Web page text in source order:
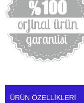
ÜRÜN ÖZELLIKLERI